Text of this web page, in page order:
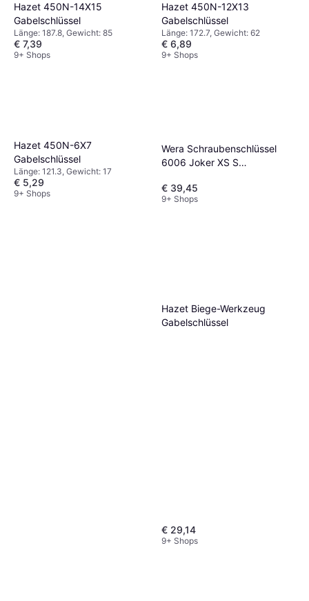
Hazet 450N-14X15
Gabelschlüssel
Länge: 187.8, Gewicht: 85
€ 7,39
9+ Shops
Hazet 450N-12X13
Gabelschlüssel
Länge: 172.7, Gewicht: 62
€ 6,89
9+ Shops
Hazet 450N-6X7
Gabelschlüssel
Länge: 121.3, Gewicht: 17
€ 5,29
9+ Shops
Wera Schraubenschlüssel
6006 Joker XS S
€ 39,45
9+ Shops
Hazet Biege-Werkzeug
Gabelschlüssel
€ 29,14
9+ Shops